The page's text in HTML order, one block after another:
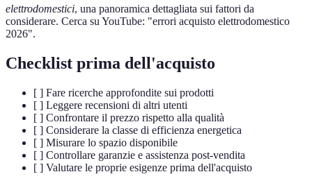
elettrodomestici, una panoramica dettagliata sui fattori da
considerare. Cerca su YouTube: "errori acquisto elettrodomestico
2026".
Checklist prima dell'acquisto
[ ] Fare ricerche approfondite sui prodotti
[ ] Leggere recensioni di altri utenti
[ ] Confrontare il prezzo rispetto alla qualità
[ ] Considerare la classe di efficienza energetica
[ ] Misurare lo spazio disponibile
[ ] Controllare garanzie e assistenza post-vendita
[ ] Valutare le proprie esigenze prima dell'acquisto